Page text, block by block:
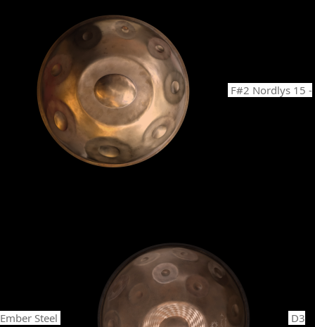
F#2 Nordlys 15 -
Ember Steel D3